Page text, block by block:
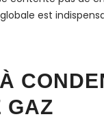
est
GAZ